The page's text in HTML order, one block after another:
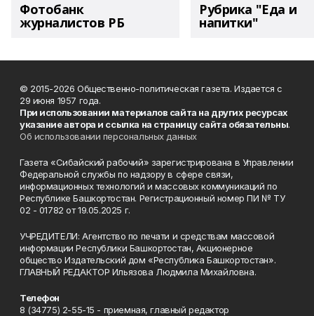
Фотобанк
журналистов РБ
Рубрика "Еда и
напитки"
© 2015-2026 Общественно-политическая газета. Издается с
29 июня 1957 года.
При использовании материалов сайта на других ресурсах
указание автора и ссылка на страницу сайта обязательны.
Об использовании персональных данных
Газета «Сибайский рабочий» зарегистрирована в Управлении
Федеральной службы по надзору в сфере связи,
информационных технологий и массовых коммуникаций по
Республике Башкортостан. Регистрационный номер ПИ № ТУ
02 - 01782 от 19.05.2025 г.
УЧРЕДИТЕЛИ: Агентство по печати и средствам массовой
информации Республики Башкортостан, Акционерное
общество Издательский дом «Республика Башкортостан».
ГЛАВНЫЙ РЕДАКТОР Ильязова Людмила Михайловна.
Телефон
8 (34775) 2-55-15 - приемная, главный редактор